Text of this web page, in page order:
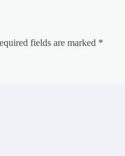
fields are marked *